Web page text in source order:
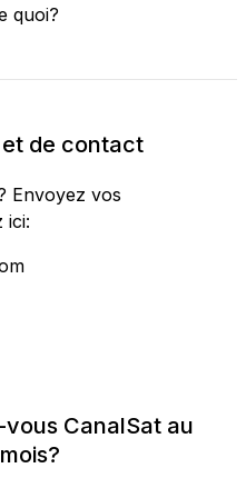
quoi?
de contact
Envoyez vos
ici:
CanalSat au